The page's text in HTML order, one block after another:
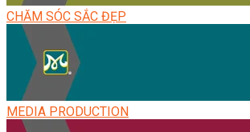
CHĂM SÓC SẮC ĐẸP
MEDIA PRODUCTION